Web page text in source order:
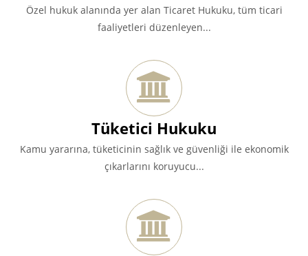
Özel hukuk alanında yer alan Ticaret Hukuku, tüm ticari
faaliyetleri düzenleyen...
Tüketici Hukuku
Kamu yararına, tüketicinin sağlık ve güvenliği ile ekonomik
çıkarlarını koruyucu...